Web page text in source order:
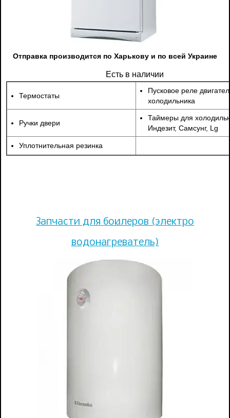
Отправка производится по Харькову и по всей Украине
Есть в наличии
Термостаты
Пусковое реле
холодильника
Ручки двери
Таймеры для
Индезит, Самсунг, Lg
Уплотнительная резинка
Запчасти для бойлеров (электро
водонагреватель)